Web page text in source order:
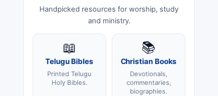
Handpicked resources for worship, study
and ministry.
📖
Telugu Bibles
Printed Telugu
Holy Bibles.
📚
Christian Books
Devotionals,
commentaries,
biographies.